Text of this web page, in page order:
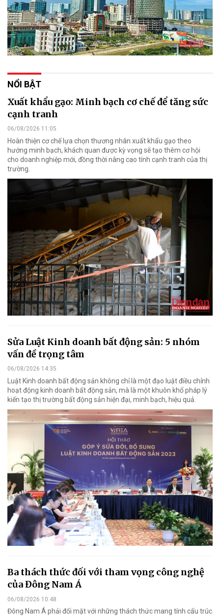
NỔI BẬT
Xuất khẩu gạo: Minh bạch cơ chế để tăng sức
cạnh tranh
06/08/2026 11:05
Hoàn thiện cơ chế lựa chọn thương nhân xuất khẩu gạo theo
hướng minh bạch, khách quan được kỳ vọng sẽ tạo thêm cơ hội
cho doanh nghiệp mới, đồng thời nâng cao tính cạnh tranh của thị
trường.
Sửa Luật Kinh doanh bất động sản: 5 nhóm
vấn đề trọng tâm
06/08/2026 14:35
Luật Kinh doanh bất động sản không chỉ là một đạo luật điều chỉnh
hoạt động kinh doanh bất động sản, mà là một khuôn khổ pháp lý
kiến tạo thị trường bất động sản hiện đại, minh bạch, hiệu quả.
Ba thách thức đối với tham vọng công nghệ
của Đông Nam Á
06/08/2026 10:48
Đông Nam Á phải đối mặt với những thách thức mang tính cấu trúc